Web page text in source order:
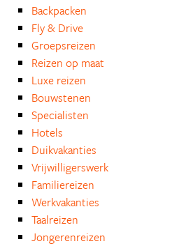
Backpacken
Fly & Drive
Groepsreizen
Reizen op maat
Luxe reizen
Bouwstenen
Specialisten
Hotels
Duikvakanties
Vrijwilligerswerk
Familiereizen
Werkvakanties
Taalreizen
Jongerenreizen